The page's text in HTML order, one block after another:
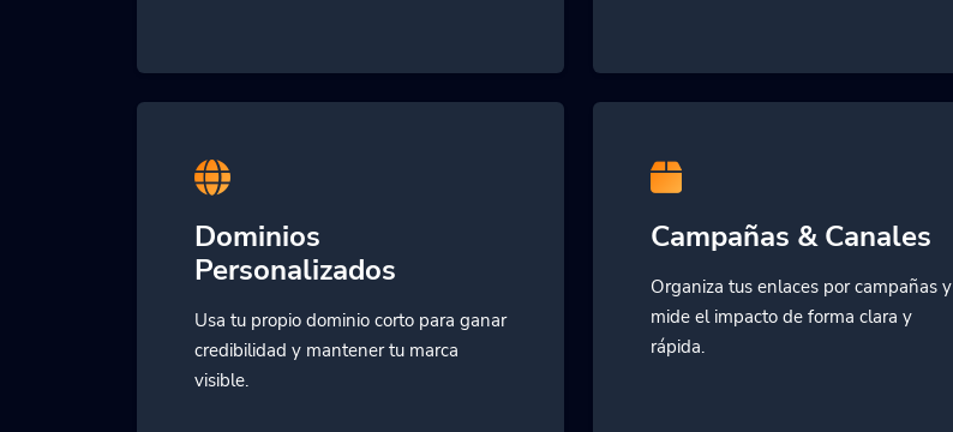
Dominios
Personalizados
Usa tu propio dominio corto para ganar
credibilidad y mantener tu marca
visible.
Campañas & Canales
Organiza tus enlaces por campañas y
mide el impacto de forma clara y
rápida.